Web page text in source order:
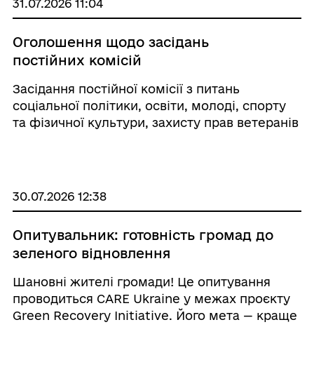
31.07.2026 11:04
Оголошення щодо засідань
постійних комісій
Засідання постійної комісії з питань
соціальної політики, освіти, молоді, спорту
та фізичної культури, захисту прав ветеранів
30.07.2026 12:38
Опитувальник: готовність громад до
зеленого відновлення
Шановні жителі громади! Це опитування
проводиться CARE Ukraine у межах проєкту
Green Recovery Initiative. Його мета — краще